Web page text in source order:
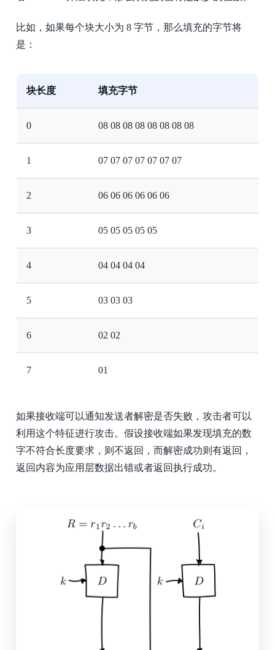
比如，如果每个块大小为 8 字节，那么填充的字节将
是：
块长度 填充字节
0 08 08 08 08 08 08 08 08
1 07 07 07 07 07 07 07
2 06 06 06 06 06 06
3 05 05 05 05 05
4 04 04 04 04
5 03 03 03
6 02 02
7 01
如果接收端可以通知发送者解密是否失败，攻击者可以
利用这个特征进行攻击。假设接收端如果发现填充的数
字不符合长度要求，则不返回，而解密成功则有返回，
返回内容为应用层数据出错或者返回执行成功。